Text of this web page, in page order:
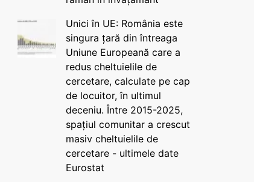
Unici în UE: România este
singura țară din întreaga
Uniune Europeană care a
redus cheltuielile de
cercetare, calculate pe cap
de locuitor, în ultimul
deceniu. Între 2015-2025,
spațiul comunitar a crescut
masiv cheltuielile de
cercetare - ultimele date
Eurostat